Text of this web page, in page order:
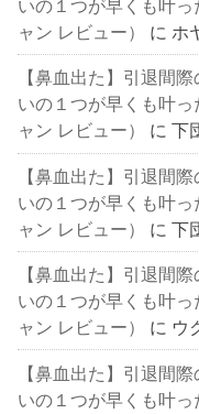
いの１つが早くも叶
ャン レビュー）
に ホ
【鼻血出た】引退間
いの１つが早くも叶
ャン レビュー）
に下
【鼻血出た】引退間
いの１つが早くも叶
ャン レビュー）
に下
【鼻血出た】引退間
いの１つが早くも叶
ャン レビュー）
に ウ
【鼻血出た】引退間
いの１つが早くも叶